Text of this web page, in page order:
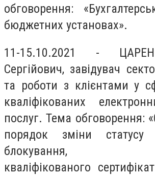
обговорення:
бюджетних установах».
11-15.10.2021 -
Сергійович, завідувач
та роботи з клієнтами у
кваліфікованих
послуг. Тема обговорення:
порядок зміни статусу
блокування,
кваліфікованого